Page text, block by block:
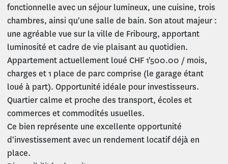
fonctionnelle avec un séjour lumineux, une cuisine, trois
chambres, ainsi qu'une salle de bain. Son atout majeur :
une agréable vue sur la ville de Fribourg, apportant
luminosité et cadre de vie plaisant au quotidien.
Appartement actuellement loué CHF 1'500.00 / mois,
charges et 1 place de parc comprise (le garage étant
loué à part). Opportunité idéale pour investisseurs.
Quartier calme et proche des transport, écoles et
commerces et commodités usuelles.
Ce bien représente une excellente opportunité
d'investissement avec un rendement locatif déjà en
place.